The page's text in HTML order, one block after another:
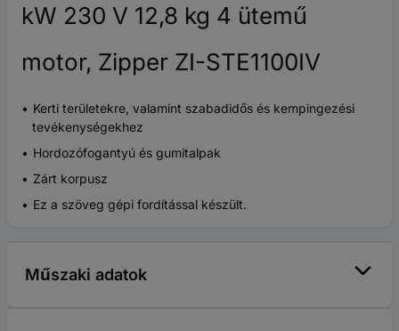
kW 230 V 12,8 kg 4 ütemű
motor, Zipper ZI-STE1100IV
Kerti területekre, valamint szabadidős és kempingezési
tevékenységekhez
Hordozófogantyú és gumitalpak
Zárt korpusz
Ez a szöveg gépi fordítással készült.
Műszaki adatok